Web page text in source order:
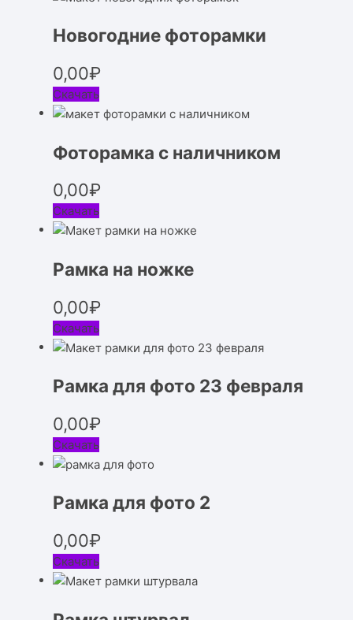
Новогодние фоторамки
0,00₽
Скачать
Фоторамка с наличником
0,00₽
Скачать
Рамка на ножке
0,00₽
Скачать
Рамка для фото 23 февраля
0,00₽
Скачать
Рамка для фото 2
0,00₽
Скачать